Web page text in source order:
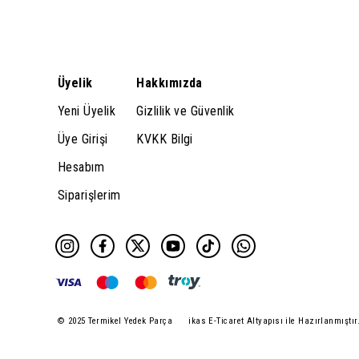
Üyelik
Yeni Üyelik
Üye Girişi
Hesabım
Siparişlerim
Hakkımızda
Gizlilik ve Güvenlik
KVKK Bilgi
© 2025 Termikel Yedek Parça ikas E-Ticaret Altyapısı ile Hazırlanmıştır.